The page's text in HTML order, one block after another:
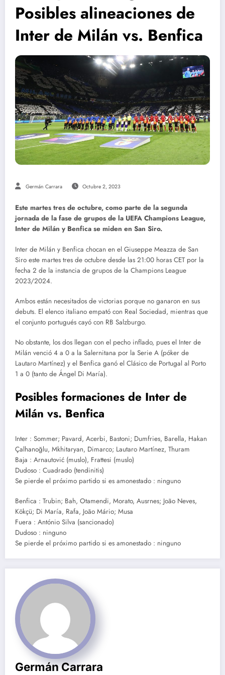
Posibles alineaciones de
Inter de Milán vs. Benfica
Germán Carrara Octubre 2, 2023
Este martes tres de octubre, como parte de la segunda
jornada de la fase de grupos de la UEFA Champions League,
Inter de Milán y Benfica se miden en San Siro.
Inter de Milán y Benfica chocan en el Giuseppe Meazza de San
Siro este martes tres de octubre desde las 21:00 horas CET por la
fecha 2 de la instancia de grupos de la Champions League
2023/2024.
Ambos están necesitados de victorias porque no ganaron en sus
debuts. El elenco italiano empató con Real Sociedad, mientras que
el conjunto portugués cayó con RB Salzburgo.
No obstante, los dos llegan con el pecho inflado, pues el Inter de
Milán venció 4 a 0 a la Salernitana por la Serie A (póker de
Lautaro Martínez) y el Benfica ganó el Clásico de Portugal al Porto
1 a 0 (tanto de Ángel Di María).
Posibles formaciones de Inter de
Milán vs. Benfica
Inter : Sommer; Pavard, Acerbi, Bastoni; Dumfries, Barella, Hakan
Çalhanoğlu, Mkhitaryan, Dimarco; Lautaro Martínez, Thuram
Baja : Arnautović (muslo), Frattesi (muslo)
Dudoso : Cuadrado (tendinitis)
Se pierde el próximo partido si es amonestado : ninguno
Benfica : Trubin; Bah, Otamendi, Morato, Ausrnes; João Neves,
Kökçü; Di María, Rafa, João Mário; Musa
Fuera : António Silva (sancionado)
Dudoso : ninguno
Se pierde el próximo partido si es amonestado : ninguno
Germán Carrara